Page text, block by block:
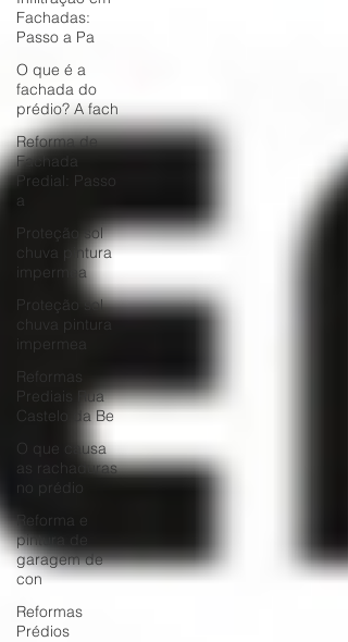
Fachadas:
Passo a Pa
O que é a
fachada do
prédio? A fach
Reforma de
Fachada
Predial: Passo
a
Proteção sol
chuva pintura
impermea
Proteção sol
chuva pintura
impermea
Reformas
Prediais Rua
Castelo da Be
O que causa
as rachaduras
no prédio
Reforma e
pintura de
garagem de
con
Reformas
Prédios